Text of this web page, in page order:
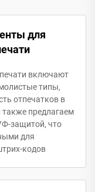
для
включают
типы,
отпечатков в
предлагаем
защитой, что
для
кодов